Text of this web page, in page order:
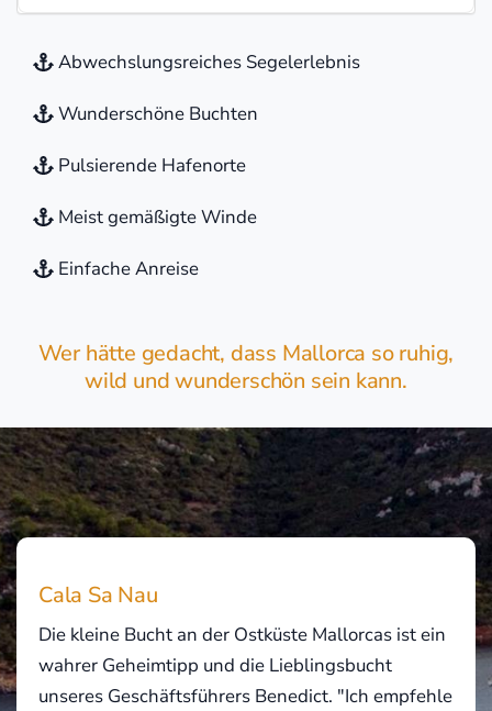
Abwechslungsreiches Segelerlebnis
Wunderschöne Buchten
Pulsierende Hafenorte
Meist gemäßigte Winde
Einfache Anreise
Wer hätte gedacht, dass Mallorca so ruhig,
wild und wunderschön sein kann.
Cala Sa Nau
Die kleine Bucht an der Ostküste Mallorcas ist ein
wahrer Geheimtipp und die Lieblingsbucht
unseres Geschäftsführers Benedict. "Ich empfehle